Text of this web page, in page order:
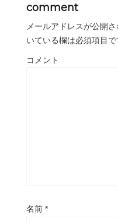
comment
メールアドレスが公開
いている欄は必須項目で
コメント
名前 *